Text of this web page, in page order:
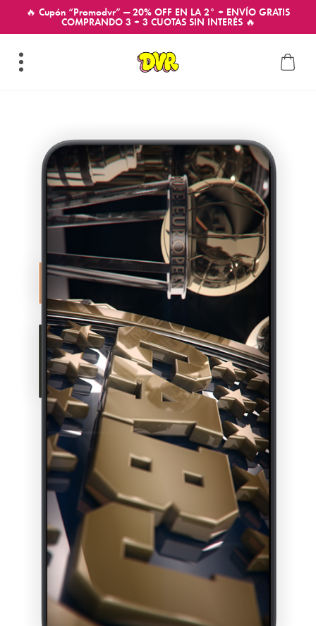
🔥 Cupón “Promodvr” — 20% OFF EN LA 2° + ENVÍO GRATIS
COMPRANDO 3 + 3 CUOTAS SIN INTERÉS 🔥